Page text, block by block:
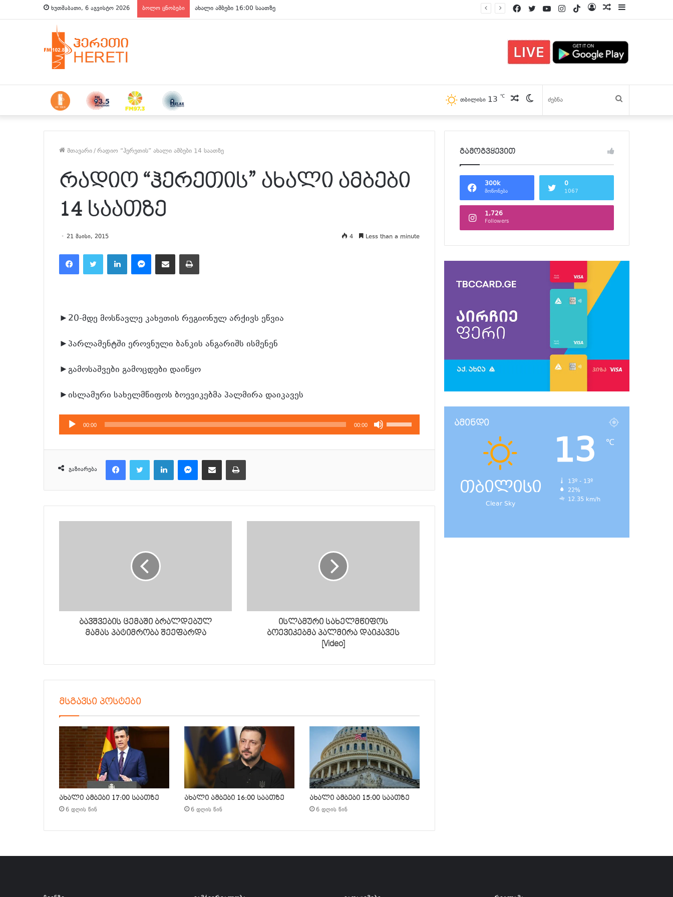
ხუთშაბათი, 6 აგვისტო 2026 ბოლო ცნობები ახალი ამბები 16:00 საათზე პოსტები
Log
TikTok
Instagram
YouTube
Twitter
Facebook
Switch
skin
პოსტები
თბილისი 13 ℃
მთავარი/რადიო “ჰერეთის” ახალი ამბები 14 საათზე
რადიო “ჰერეთის” ახალი ამბები
14 საათზე
21 მაისი, 2015 4 Less than a minute
►20-მდე მოსწავლე კახეთის რეგიონულ არქივს ეწვია
►პარლამენტში ეროვნული ბანკის ანგარიშს ისმენენ
►გამოსაშვები გამოცდები დაიწყო
►ისლამური სახელმწიფოს ბოევიკებმა პალმირა დაიკავეს
აუდიო
დამკვრელი
00:00 00:00
გამოიყენეთ
კლავჲშები
გაზიარება
ბავშვების ცემაში ბრალდებულ
მამას პატიმრობა შეეფარდა
ისლამური სახელმწიფოს
ბოევიკებმა პალმირა დაიკავეს
[Video]
მსგავსი პოსტები
ახალი ამბები 17:00 საათზე
6 დღის წინ
ახალი ამბები 16:00 საათზე
6 დღის წინ
ახალი ამბები 15:00 საათზე
6 დღის წინ
გამოგვყევით
300k
მოწონება
0
1067
1,726
Followers
ამინდი
თბილისი
Clear Sky
13 ℃
13º - 13º
22%
12.35 km/h